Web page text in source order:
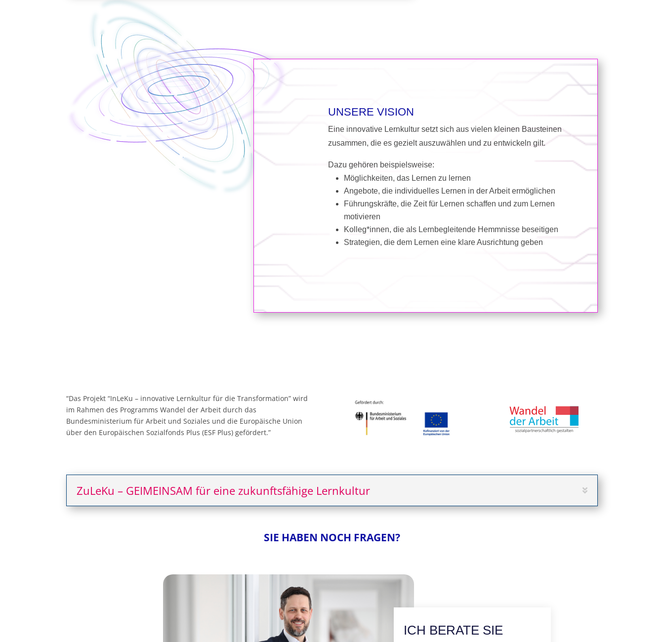
UNSERE VISION
Eine innovative Lernkultur setzt sich aus vielen kleinen Bausteinen
zusammen, die es gezielt auszuwählen und zu entwickeln gilt.
Dazu gehören beispielsweise:
Möglichkeiten, das Lernen zu lernen
Angebote, die individuelles Lernen in der Arbeit ermöglichen
Führungskräfte, die Zeit für Lernen schaffen und zum Lernen
motivieren
Kolleg*innen, die als Lernbegleitende Hemmnisse beseitigen
Strategien, die dem Lernen eine klare Ausrichtung geben
“Das Projekt “InLeKu – innovative Lernkultur für die Transformation” wird
im Rahmen des Programms Wandel der Arbeit durch das
Bundesministerium für Arbeit und Soziales und die Europäische Union
über den Europäischen Sozialfonds Plus (ESF Plus) gefördert.”
ZuLeKu – GEIMEINSAM für eine zukunftsfähige Lernkultur
SIE HABEN NOCH FRAGEN?
ICH BERATE SIE